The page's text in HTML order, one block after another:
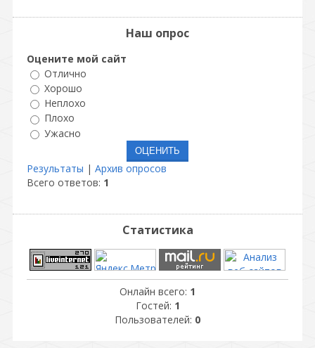
Наш опрос
Оцените мой сайт
Отлично
Хорошо
Неплохо
Плохо
Ужасно
Результаты | Архив опросов
Всего ответов: 1
Статистика
Онлайн всего: 1
Гостей: 1
Пользователей: 0